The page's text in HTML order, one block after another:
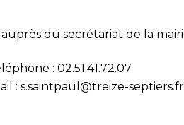
du secrétariat de la
: 02.51.41.72.07
: s.saintpaul@treize-septiers.fr